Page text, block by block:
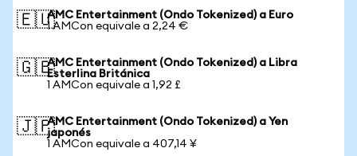
🇪🇺AMC Entertainment (Ondo Tokenized) a Euro
1 AMCon equivale a 2,24 €
🇬🇧AMC Entertainment (Ondo Tokenized) a Libra
Esterlina Británica
1 AMCon equivale a 1,92 £
🇯🇵AMC Entertainment (Ondo Tokenized) a Yen
japonés
1 AMCon equivale a 407,14 ¥